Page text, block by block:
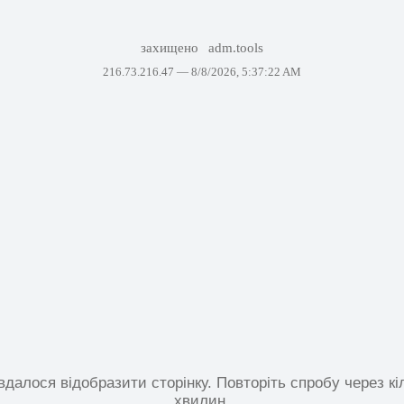
захищено adm.tools
216.73.216.47 — 8/8/2026, 5:37:22 AM
відобразити сторінку. Повторіть спробу через